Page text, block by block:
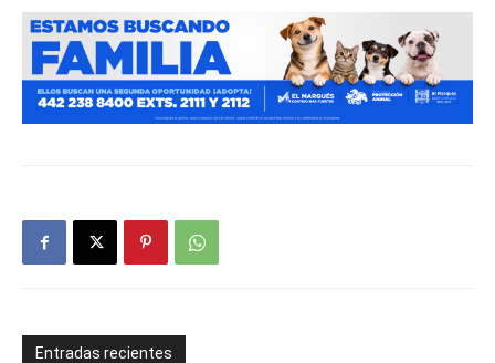
Entradas recientes